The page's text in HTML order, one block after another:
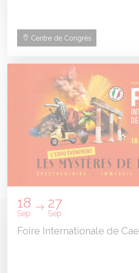
Centre de Congrès
18
Sep
27
Sep
Foire Internationale de